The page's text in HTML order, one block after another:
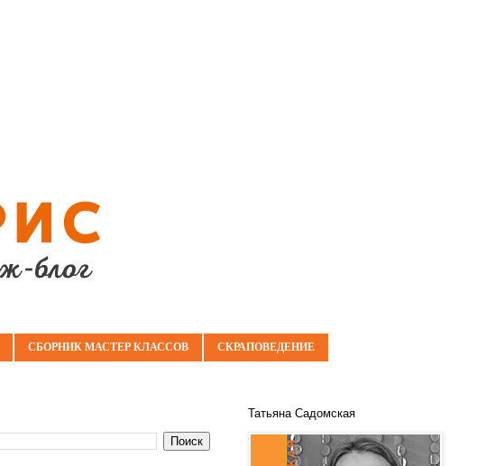
СБОРНИК МАСТЕР КЛАССОВ СКРАПОВЕДЕНИЕ
Татьяна Садомская